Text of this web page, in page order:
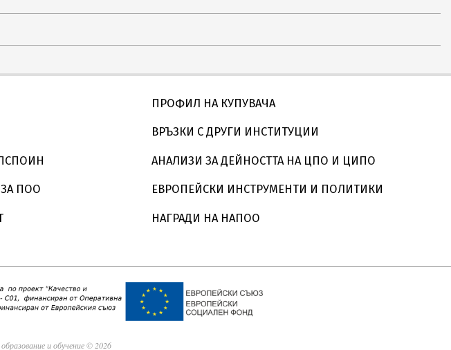
ПОО
ПРОФИЛ НА КУПУВАЧА
ВРЪЗКИ С ДРУГИ ИНСТИТУЦИИ
АНАЛИЗИ ЗА ДЕЙНОСТТА НА ЦПО И ЦИПО
ЕВРОПЕЙСКИ ИНСТРУМЕНТИ И ПОЛИТИКИ
НАГРАДИ НА НАПОО
и обучение © 2026